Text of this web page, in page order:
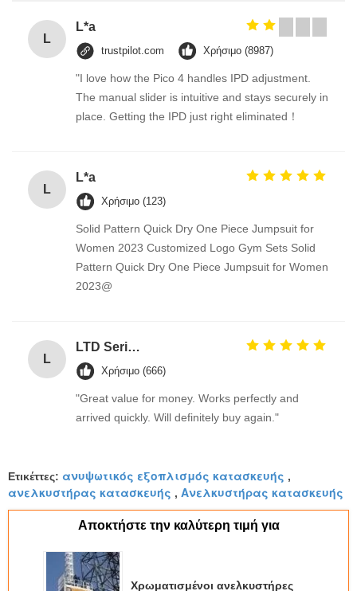
L
L*a
trustpilot.com Χρήσιμο (8987)
"I love how the Pico 4 handles IPD adjustment.
The manual slider is intuitive and stays securely in
place. Getting the IPD just right eliminated！
L
L*a
Χρήσιμο (123)
Solid Pattern Quick Dry One Piece Jumpsuit for
Women 2023 Customized Logo Gym Sets Solid
Pattern Quick Dry One Piece Jumpsuit for Women
2023@
L
LTD Series Hoist for Suspended Platform/Cradle/Gondola
Χρήσιμο (666)
"Great value for money. Works perfectly and
arrived quickly. Will definitely buy again."
Ετικέττες: ανυψωτικός εξοπλισμός κατασκευής ,
ανελκυστήρας κατασκευής , Ανελκυστήρας κατασκευής
Αποκτήστε την καλύτερη τιμή για
Χρωματισμένοι ανελκυστήρες